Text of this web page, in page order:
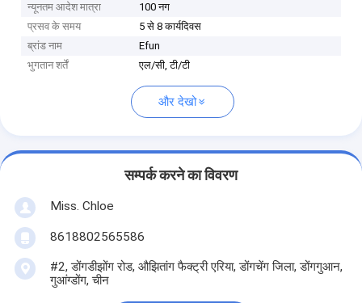
न्यूनतम आदेश मात्रा
100 नग
प्रसव के समय
5 से 8 कार्यदिवस
ब्रांड नाम
Efun
भुगतान शर्तें
एल/सी, टी/टी
और देखो
सम्पर्क करने का विवरण
Miss. Chloe
8618802565586
#2, डोंगडीझोंग रोड, औझितांग फैक्ट्री एरिया, डोंगचेंग जिला, डोंगगुआन,
गुआंग्डोंग, चीन